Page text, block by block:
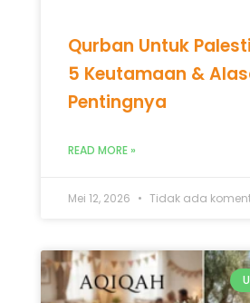
Qurban Untuk
5 Keutamaan &
Pentingnya
READ MORE »
Mei 12, 2026 Tidak ada